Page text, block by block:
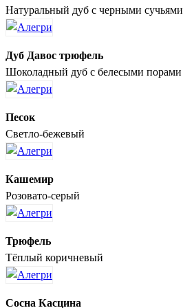
Натуральный дуб с черными сучьями
Дуб Давос трюфель
Шоколадный дуб с белесыми порами
Песок
Светло-бежевый
Кашемир
Розовато-серый
Трюфель
Тёплый коричневый
Сосна Касцина